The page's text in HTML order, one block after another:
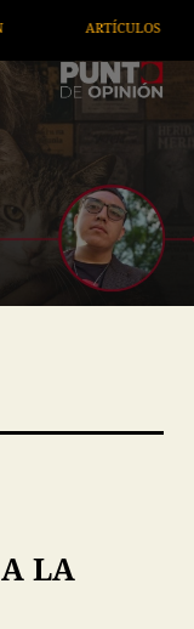
ARTE /
LA